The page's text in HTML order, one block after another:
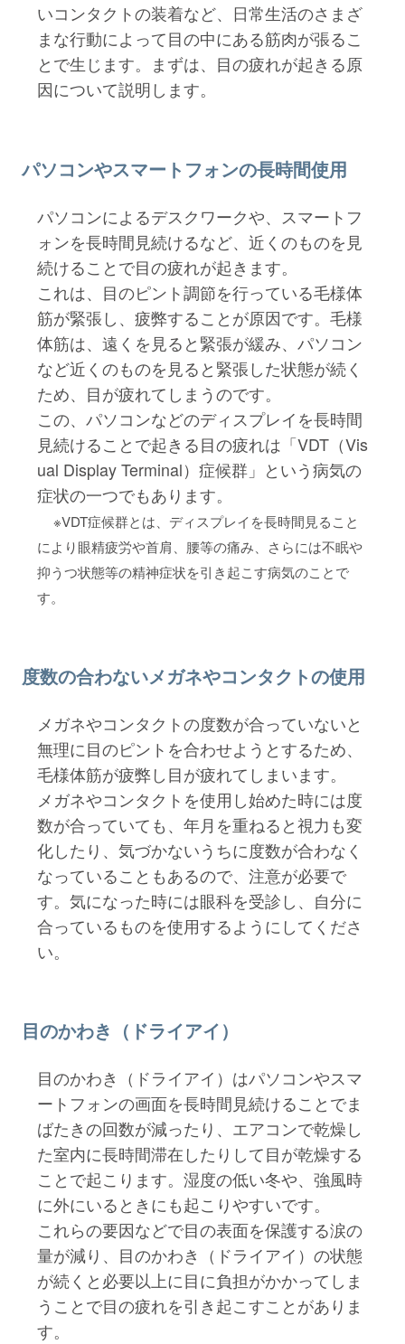
いコンタクトの装着など、日常生活のさまざ
まな行動によって目の中にある筋肉が張るこ
とで生じます。まずは、目の疲れが起きる原
因について説明します。
パソコンやスマートフォンの長時間使用
パソコンによるデスクワークや、スマートフ
ォンを長時間見続けるなど、近くのものを見
続けることで目の疲れが起きます。
これは、目のピント調節を行っている毛様体
筋が緊張し、疲弊することが原因です。毛様
体筋は、遠くを見ると緊張が緩み、パソコン
など近くのものを見ると緊張した状態が続く
ため、目が疲れてしまうのです。
この、パソコンなどのディスプレイを長時間
見続けることで起きる目の疲れは「VDT（Vis
ual Display Terminal）症候群」という病気の
症状の一つでもあります。
※VDT症候群とは、ディスプレイを長時間見ること
により眼精疲労や首肩、腰等の痛み、さらには不眠や
抑うつ状態等の精神症状を引き起こす病気のことで
す。
度数の合わないメガネやコンタクトの使用
メガネやコンタクトの度数が合っていないと
無理に目のピントを合わせようとするため、
毛様体筋が疲弊し目が疲れてしまいます。
メガネやコンタクトを使用し始めた時には度
数が合っていても、年月を重ねると視力も変
化したり、気づかないうちに度数が合わなく
なっていることもあるので、注意が必要で
す。気になった時には眼科を受診し、自分に
合っているものを使用するようにしてくださ
い。
目のかわき（ドライアイ）
目のかわき（ドライアイ）はパソコンやスマ
ートフォンの画面を長時間見続けることでま
ばたきの回数が減ったり、エアコンで乾燥し
た室内に長時間滞在したりして目が乾燥する
ことで起こります。湿度の低い冬や、強風時
に外にいるときにも起こりやすいです。
これらの要因などで目の表面を保護する涙の
量が減り、目のかわき（ドライアイ）の状態
が続くと必要以上に目に負担がかかってしま
うことで目の疲れを引き起こすことがありま
す。